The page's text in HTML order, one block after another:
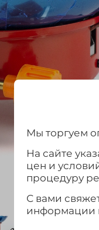
Мы торгуем
На сайте
цен и
процедуру
С вами
информации